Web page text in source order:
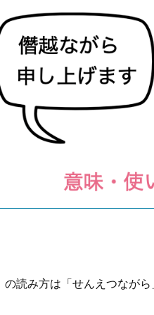
の読み方は「せんえつながら